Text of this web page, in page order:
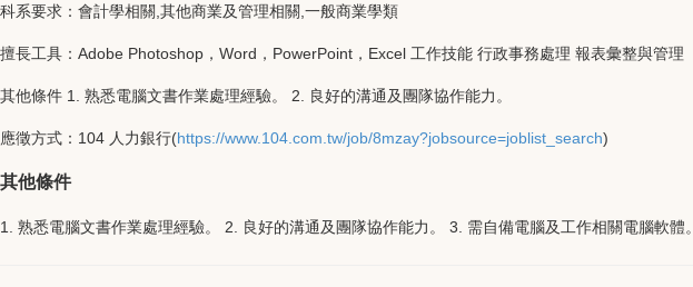
科系要求：會計學相關,其他商業及管理相關,一般商業學類
擅長工具：Adobe Photoshop，Word，PowerPoint，Excel 工作技能 行政事務處理 報表彙整與管理
其他條件 1. 熟悉電腦文書作業處理經驗。 2. 良好的溝通及團隊協作能力。
應徵方式：104 人力銀行(https://www.104.com.tw/job/8mzay?jobsource=joblist_search)
其他條件
1. 熟悉電腦文書作業處理經驗。 2. 良好的溝通及團隊協作能力。 3. 需自備電腦及工作相關電腦軟體。